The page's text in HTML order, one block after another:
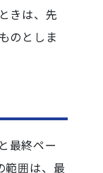
きは、先
のとしま
最終ペー
範囲は、最